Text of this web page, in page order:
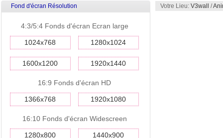
Fond d'écran Résolution
4:3/5:4 Fonds d'écran Ecran large
1024x768 1280x1024
1600x1200 1920x1440
16:9 Fonds d'écran HD
1366x768 1920x1080
16:10 Fonds d'écran Widescreen
1280x800 1440x900
Votre Lieu: V3wall /